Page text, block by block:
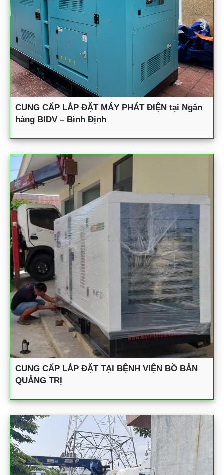
CUNG CẤP LẮP ĐẶT MÁY PHÁT ĐIỆN tại Ngân
hàng BIDV – Bình Định
CUNG CẤP LẮP ĐẶT TẠI BỆNH VIỆN BỒ BẢN
QUẢNG TRỊ